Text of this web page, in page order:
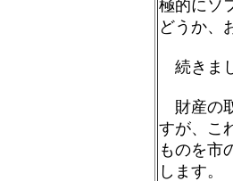
極的にソ
どうか、
続きま
財産の
すが、こ
ものを市
します。